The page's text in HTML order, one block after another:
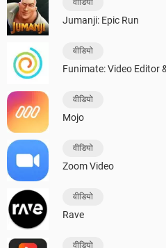
Jumanji: Epic Run
वीडियो
Funimate: Video Editor
वीडियो
Mojo
वीडियो
Zoom Video
वीडियो
Rave
वीडियो